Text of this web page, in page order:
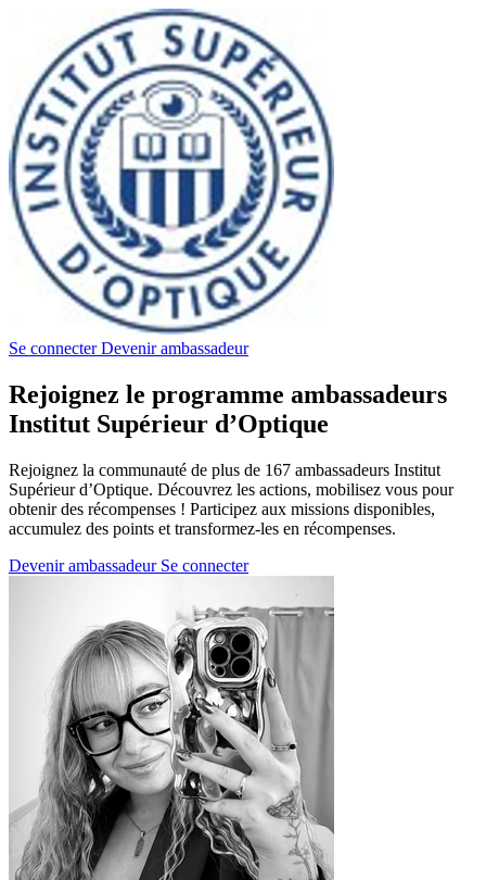
Se connecterDevenir ambassadeur
Rejoignez le programme ambassadeurs
Institut Supérieur d’Optique
Rejoignez la communauté de plus de 167 ambassadeurs Institut
Supérieur d’Optique. Découvrez les actions, mobilisez vous pour
obtenir des récompenses ! Participez aux missions disponibles,
accumulez des points et transformez-les en récompenses.
Devenir ambassadeur Se connecter